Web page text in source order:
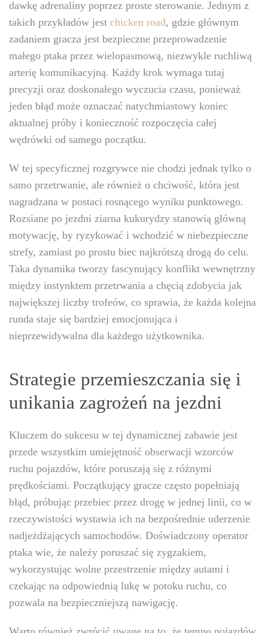
dawkę adrenaliny poprzez proste sterowanie. Jednym z
takich przykładów jest chicken road, gdzie głównym
zadaniem gracza jest bezpieczne przeprowadzenie
małego ptaka przez wielopasmową, niezwykle ruchliwą
arterię komunikacyjną. Każdy krok wymaga tutaj
precyzji oraz doskonałego wyczucia czasu, ponieważ
jeden błąd może oznaczać natychmiastowy koniec
aktualnej próby i konieczność rozpoczęcia całej
wędrówki od samego początku.
W tej specyficznej rozgrywce nie chodzi jednak tylko o
samo przetrwanie, ale również o chciwość, która jest
nagradzana w postaci rosnącego wyniku punktowego.
Rozsiane po jezdni ziarna kukurydzy stanowią główną
motywację, by ryzykować i wchodzić w niebezpieczne
strefy, zamiast po prostu biec najkrótszą drogą do celu.
Taka dynamika tworzy fascynujący konflikt wewnętrzny
między instynktem przetrwania a chęcią zdobycia jak
największej liczby trofeów, co sprawia, że każda kolejna
runda staje się bardziej emocjonująca i
nieprzewidywalna dla każdego użytkownika.
Strategie przemieszczania się i
unikania zagrożeń na jezdni
Kluczem do sukcesu w tej dynamicznej zabawie jest
przede wszystkim umiejętność obserwacji wzorców
ruchu pojazdów, które poruszają się z różnymi
prędkościami. Początkujący gracze często popełniają
błąd, próbując przebiec przez drogę w jednej linii, co w
rzeczywistości wystawia ich na bezpośrednie uderzenie
nadjeżdżających samochodów. Doświadczony operator
ptaka wie, że należy poruszać się zygzakiem,
wykorzystując wolne przestrzenie między autami i
czekając na odpowiednią lukę w potoku ruchu, co
pozwala na bezpieczniejszą nawigację.